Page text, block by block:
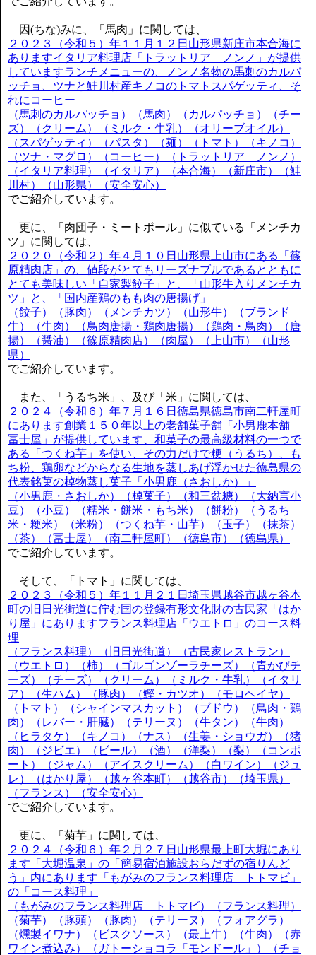
因(ちな)みに、「馬肉」に関しては、
２０２３（令和５）年１１月１２日山形県新庄市本合海に
ありますイタリア料理店「トラットリア ノンノ」が提供
していますランチメニューの、ノンノ名物の馬刺のカルパ
ッチョ、ツナと鮭川村産キノコのトマトスパゲッティ、そ
れにコーヒー
（馬刺のカルパッチョ）（馬肉）（カルパッチョ）（チー
ズ）（クリーム）（ミルク・牛乳）（オリーブオイル）
（スパゲッティ）（パスタ）（麺）（トマト）（キノコ）
（ツナ・マグロ）（コーヒー）（トラットリア ノンノ）
（イタリア料理）（イタリア）（本合海）（新庄市）（鮭
川村）（山形県）（安全安心）
でご紹介しています。
更に、「肉団子・ミートボール」に似ている「メンチカ
ツ」に関しては、
２０２０（令和２）年４月１０日山形県上山市にある「篠
原精肉店」の、値段がとてもリーズナブルであるとともに
とても美味しい「自家製餃子」と、「山形牛入りメンチカ
ツ」と、「国内産鶏のもも肉の唐揚げ」
（餃子）（豚肉）（メンチカツ）（山形牛）（ブランド
牛）（牛肉）（鳥肉唐揚・鶏肉唐揚）（鶏肉・鳥肉）（唐
揚）（醤油）（篠原精肉店）（肉屋）（上山市）（山形
県）
でご紹介しています。
また、「うるち米」、及び「米」に関しては、
２０２４（令和６）年７月１６日徳島県徳島市南二軒屋町
にあります創業１５０年以上の老舗菓子舗「小男鹿本舗
冨士屋」が提供しています、和菓子の最高級材料の一つで
ある「つくね芋」を使い、その力だけで粳（うるち）、も
ち粉、鶏卵などからなる生地を蒸しあげ浮かせた徳島県の
代表銘菓の棹物蒸し菓子「小男鹿（さおしか）」
（小男鹿・さおしか）（棹菓子）（和三盆糖）（大納言小
豆）（小豆）（糯米・餅米・もち米）（餅粉）（うるち
米・粳米）（米粉）（つくね芋・山芋）（玉子）（抹茶）
（茶）（冨士屋）（南二軒屋町）（徳島市）（徳島県）
でご紹介しています。
そして、「トマト」に関しては、
２０２３（令和５）年１１月２１日埼玉県越谷市越ヶ谷本
町の旧日光街道に佇む国の登録有形文化財の古民家「はか
り屋」にありますフランス料理店「ウエトロ」のコース料
理
（フランス料理）（旧日光街道）（古民家レストラン）
（ウエトロ）（柿）（ゴルゴンゾーラチーズ）（青かびチ
ーズ）（チーズ）（クリーム）（ミルク・牛乳）（イタリ
ア）（生ハム）（豚肉）（鰹・カツオ）（モロヘイヤ）
（トマト）（シャインマスカット）（ブドウ）（鳥肉・鶏
肉）（レバー・肝臓）（テリーヌ）（牛タン）（牛肉）
（ヒラタケ）（キノコ）（ナス）（生姜・ショウガ）（猪
肉）（ジビエ）（ビール）（酒）（洋梨）（梨）（コンポ
ート）（ジャム）（アイスクリーム）（白ワイン）（ジュ
レ）（はかり屋）（越ヶ谷本町）（越谷市）（埼玉県）
（フランス）（安全安心）
でご紹介しています。
更に、「菊芋」に関しては、
２０２４（令和６）年２月２７日山形県最上町大堀にあり
ます「大堀温泉」の「簡易宿泊施設おらだずの宿りんど
う」内にあります「もがみのフランス料理店 トトマビ」
の「コース料理」
（もがみのフランス料理店 トトマビ）（フランス料理）
（菊芋）（豚頭）（豚肉）（テリーヌ）（フォアグラ）
（燻製イワナ）（ビスクソース）（最上牛）（牛肉）（赤
ワイン煮込み）（ガトーショコラ「モンドール」）（チョ